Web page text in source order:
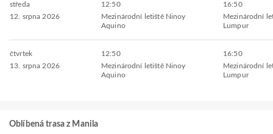
středa
12. srpna 2026
12:50
Mezinárodní letiště Ninoy
Aquino
16:50
Mezinárodní
Lumpur
čtvrtek
13. srpna 2026
12:50
Mezinárodní letiště Ninoy
Aquino
16:50
Mezinárodní
Lumpur
Oblíbená trasa z Manila